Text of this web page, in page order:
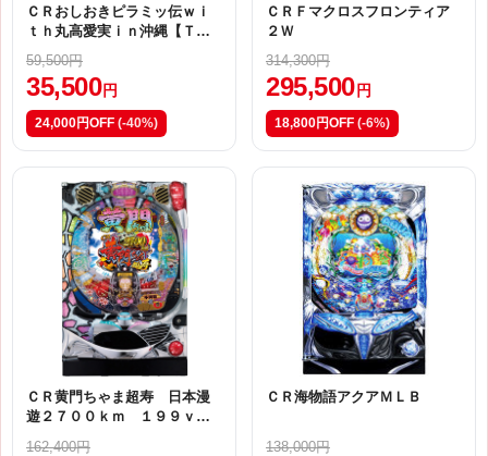
ＣＲおしおきピラミッ伝ｗｉ
ｔｈ丸高愛実ｉｎ沖縄【ＴＡ
59,500円
35,500 円
24,000円OFF (-40%)
ＣＲＦマクロスフロンティア
２Ｗ
314,300円
295,500 円
18,800円OFF (-6%)
ＣＲ黄門ちゃま超寿 日本漫
遊２７００ｋｍ １９９ｖｅ
162,400円
ＣＲ海物語アクアＭＬＢ
138,000円